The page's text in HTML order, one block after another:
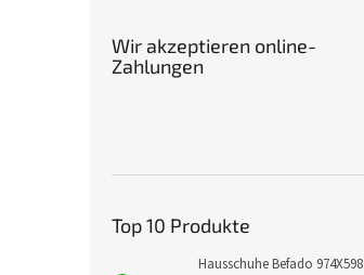
Wir akzeptieren online-
Zahlungen
Top 10 Produkte
Hausschuhe Befado 974X598